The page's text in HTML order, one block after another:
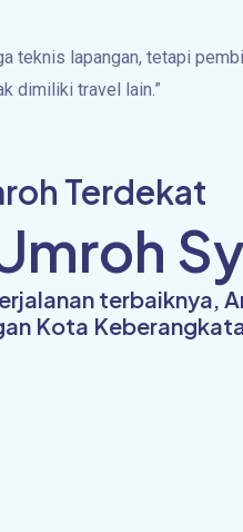
teknis lapangan, tetapi
dimiliki travel lain.”
Terdekat
terbaiknya,
Kota